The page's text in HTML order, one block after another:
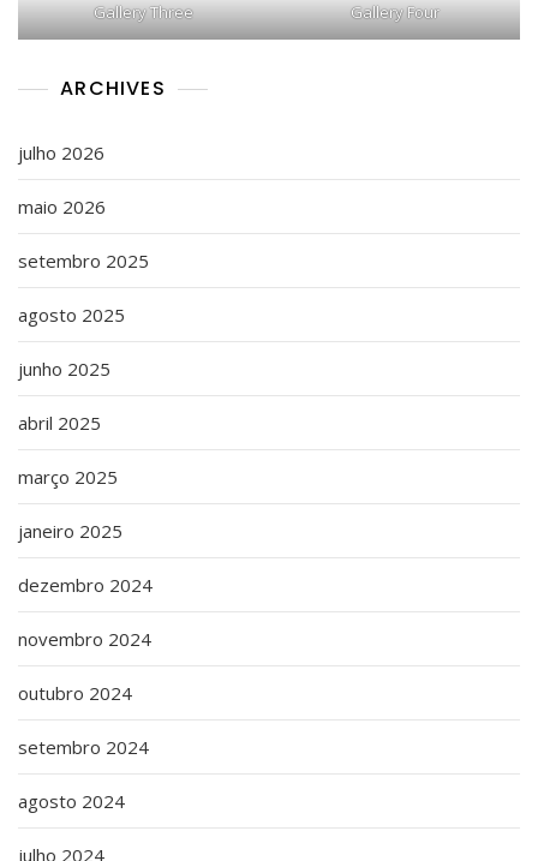
Gallery Three Gallery Four
ARCHIVES
julho 2026
maio 2026
setembro 2025
agosto 2025
junho 2025
abril 2025
março 2025
janeiro 2025
dezembro 2024
novembro 2024
outubro 2024
setembro 2024
agosto 2024
julho 2024